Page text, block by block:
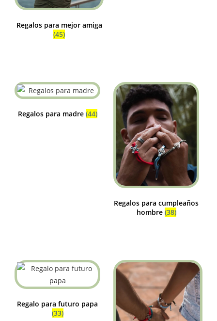
Regalos para mejor amiga
(45)
Regalos para madre (44)
Regalos para cumpleaños
hombre (38)
Regalo para futuro papa
(33)